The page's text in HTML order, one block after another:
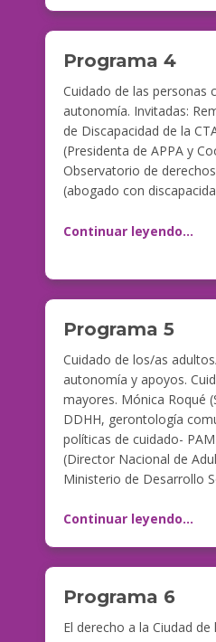
Programa 4
Cuidado de las personas
autonomía. Invitadas:
de Discapacidad de la
(Presidenta de APPA y
Observatorio de
(abogado con
Continuar leyendo…
Programa 5
Cuidado de los/as
autonomía y apoyos.
mayores. Mónica Roqué
DDHH, gerontología
políticas de cuidado-
(Director Nacional de
Ministerio de Desarrollo
Continuar leyendo…
Programa 6
El derecho a la Ciudad de